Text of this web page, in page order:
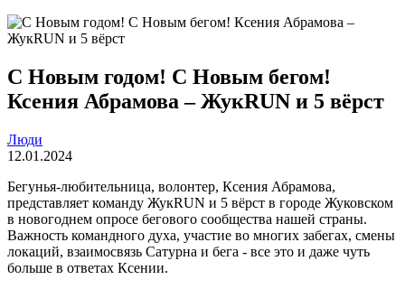
С Новым годом! С Новым бегом!
Ксения Абрамова – ЖукRUN и 5 вёрст
Люди
12.01.2024
Бегунья-любительница, волонтер, Ксения Абрамова,
представляет команду ЖукRUN и 5 вёрст в городе Жуковском
в новогоднем опросе бегового сообщества нашей страны.
Важность командного духа, участие во многих забегах, смены
локаций, взаимосвязь Сатурна и бега - все это и даже чуть
больше в ответах Ксении.